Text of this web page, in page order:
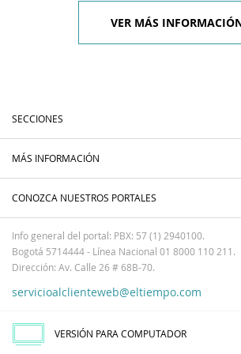
VER MÁS
SECCIONES
MÁS INFORMACIÓN
CONOZCA NUESTROS PORTALES
Info general del portal: PBX: 57 (1) 2940100.
Bogotá 5714444 - Línea Nacional 01 8000 110 211.
Dirección: Av. Calle 26 # 68B-70.
servicioalclienteweb@eltiempo.com
VERSIÓN PARA COMPUTADOR